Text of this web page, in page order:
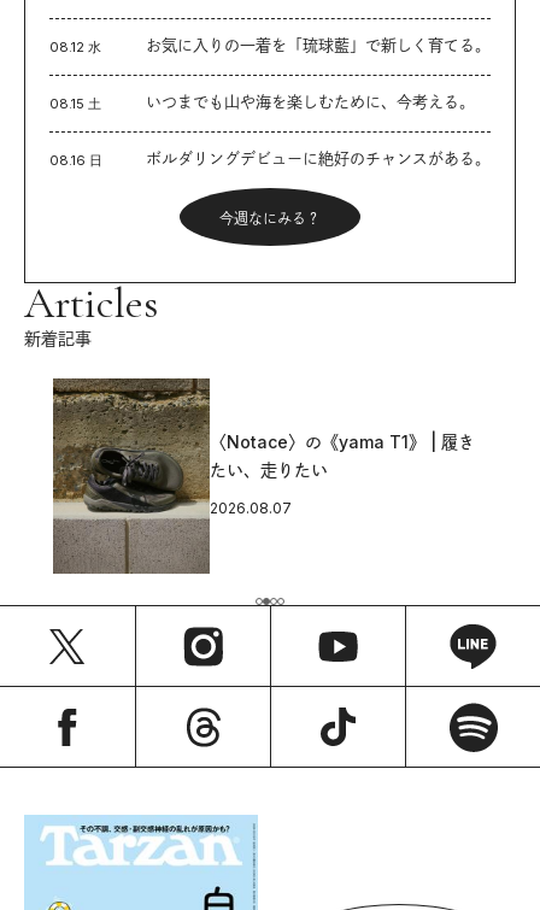
08.12 水 お気に入りの一着を「琉球藍」で新しく育てる。
08.15 土 いつまでも山や海を楽しむために、今考える。
08.16 日 ボルダリングデビューに絶好のチャンスがある。
今週なにみる？
Articles
新着記事
〈Notace〉の《yama T1》 | 履き
たい、走りたい
2026.08.07